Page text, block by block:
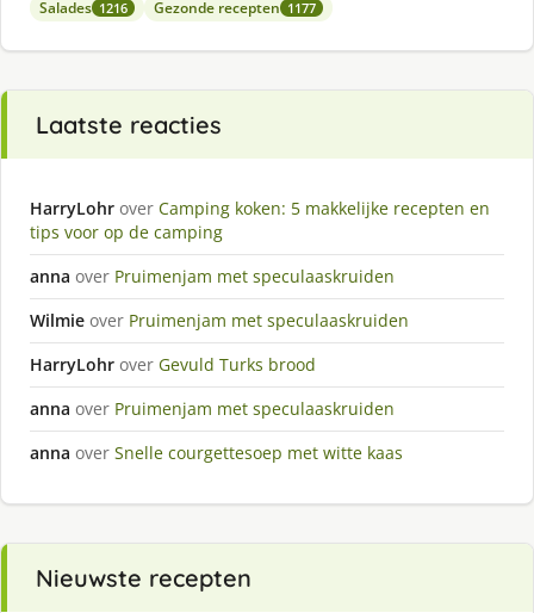
Salades 1216 Gezonde recepten 1177
Laatste reacties
HarryLohr over Camping koken: 5 makkelijke recepten en
tips voor op de camping
anna over Pruimenjam met speculaaskruiden
Wilmie over Pruimenjam met speculaaskruiden
HarryLohr over Gevuld Turks brood
anna over Pruimenjam met speculaaskruiden
anna over Snelle courgettesoep met witte kaas
Nieuwste recepten